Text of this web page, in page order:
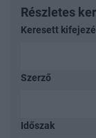
Részletes
Keresett
Szerző
Időszak